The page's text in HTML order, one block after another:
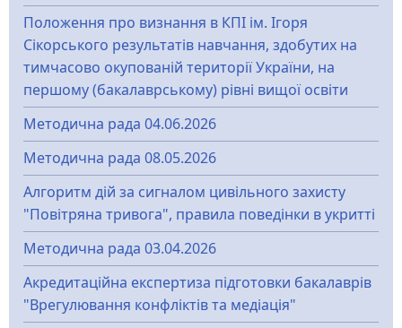
Положення про визнання в КПІ ім. Ігоря
Сікорського результатів навчання, здобутих на
тимчасово окупованій території України, на
першому (бакалаврському) рівні вищої освіти
Методична рада 04.06.2026
Методична рада 08.05.2026
Алгоритм дій за сигналом цивільного захисту
"Повітряна тривога", правила поведінки в укритті
Методична рада 03.04.2026
Акредитаційна експертиза підготовки бакалаврів
"Врегулювання конфліктів та медіація"